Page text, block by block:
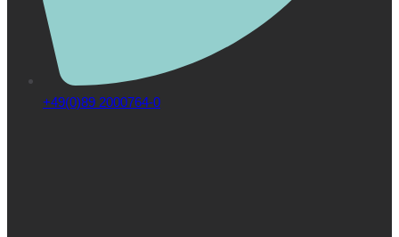
+49(0)89 2000764-0